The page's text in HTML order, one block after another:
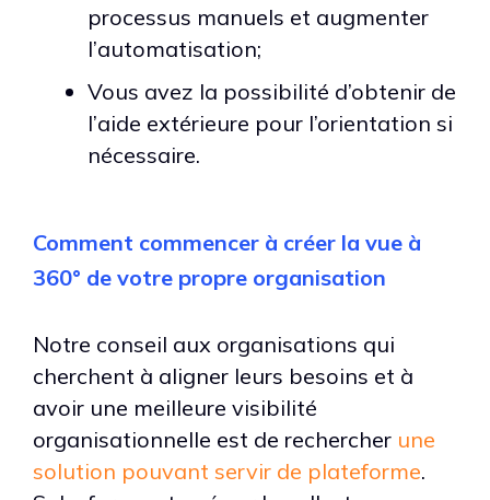
processus manuels et augmenter
l’automatisation;
Vous avez la possibilité d’obtenir de
l’aide extérieure pour l’orientation si
nécessaire.
Comment commencer à créer la vue à
360° de votre propre organisation
Notre conseil aux organisations qui
cherchent à aligner leurs besoins et à
avoir une meilleure visibilité
organisationnelle est de rechercher une
solution pouvant servir de plateforme.